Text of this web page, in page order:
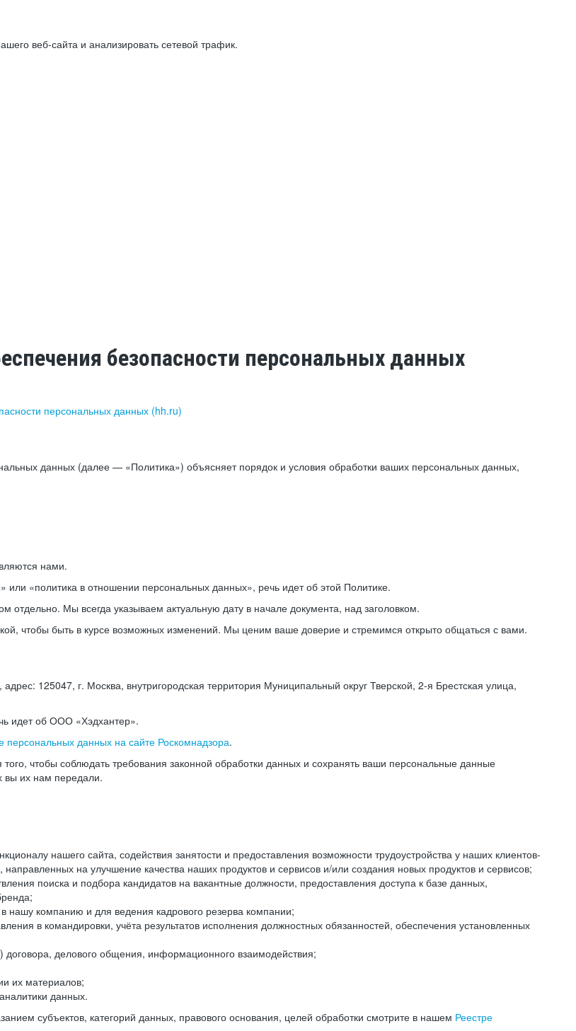
веб-сайта и анализировать сетевой трафик.
безопасности персональных данных
персональных данных (hh.ru)
данных (далее — «Политика») объясняет порядок и условия обработки ваших персональных данных,
нами.
или «политика в отношении персональных данных», речь идет об этой Политике.
Мы всегда указываем актуальную дату в начале документа, над заголовком.
чтобы быть в курсе возможных изменений. Мы ценим ваше доверие и стремимся открыто общаться с вами.
125047, г. Москва, внутригородская территория Муниципальный округ Тверской, 2-я Брестская улица,
идет об ООО «Хэдхантер».
персональных данных на сайте Роскомнадзора.
чтобы соблюдать требования законной обработки данных и сохранять ваши персональные данные
вы их нам передали.
нашего сайта, содействия занятости и предоставления возможности трудоустройства у наших клиентов-
на улучшение качества наших продуктов и сервисов и/или создания новых продуктов и сервисов;
поиска и подбора кандидатов на вакантные должности, предоставления доступа к базе данных,
нашу компанию и для ведения кадрового резерва компании;
в командировки, учёта результатов исполнения должностных обязанностей, обеспечения установленных
делового общения, информационного взаимодействия;
их материалов;
данных.
субъектов, категорий данных, правового основания, целей обработки смотрите в нашем Реестре